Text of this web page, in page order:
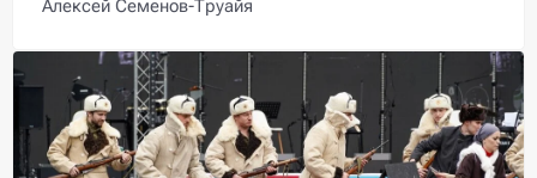
Алексей Семенов-Труайя